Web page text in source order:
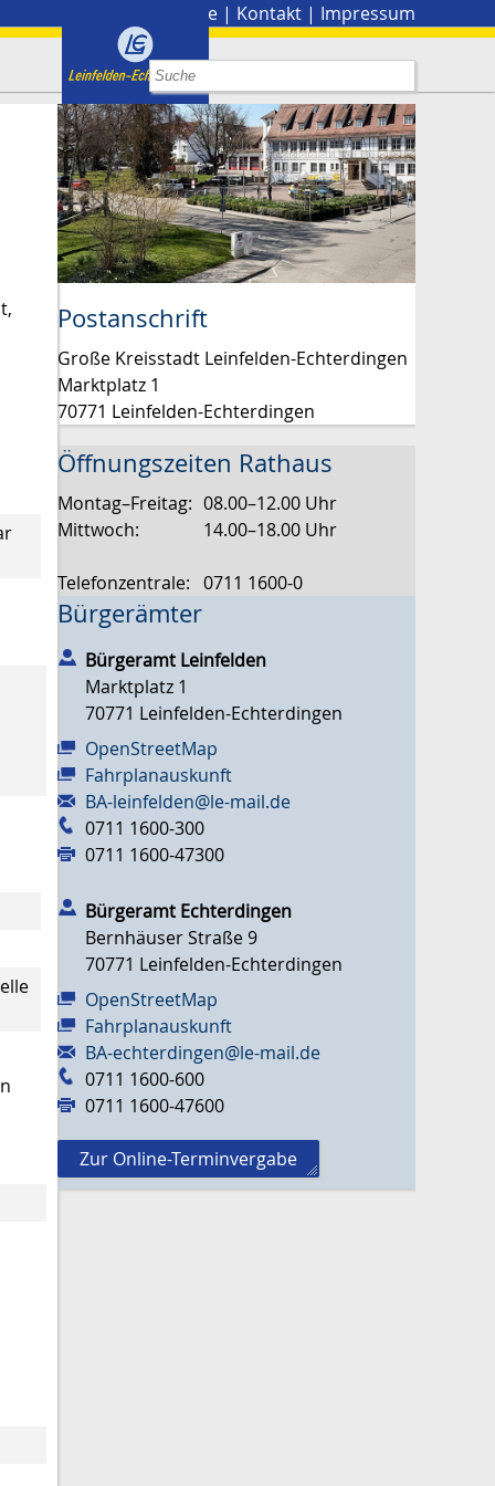
Presse | Kontakt | Impressum
Postanschrift
Große Kreisstadt Leinfelden-Echterdingen
Marktplatz 1
70771 Leinfelden-Echterdingen
Öffnungszeiten Rathaus
Montag–Freitag: 08.00–12.00 Uhr
Mittwoch:
14.00–18.00 Uhr
Telefonzentrale: 0711 1600-0
Bürgerämter
Bürgeramt Leinfelden
Marktplatz 1
70771 Leinfelden-Echterdingen
OpenStreetMap
Fahrplanauskunft
BA-leinfelden@le-mail.de
0711 1600-300
0711 1600-47300
Bürgeramt Echterdingen
Bernhäuser Straße 9
70771 Leinfelden-Echterdingen
OpenStreetMap
Fahrplanauskunft
BA-echterdingen@le-mail.de
0711 1600-600
0711 1600-47600
Zur Online-Terminvergabe